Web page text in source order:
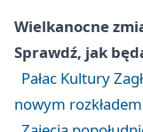
Wielkanocne
Sprawdź, jak
Pałac Kultury
nowym